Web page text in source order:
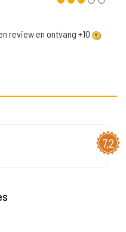
review en ontvang +10
7,2